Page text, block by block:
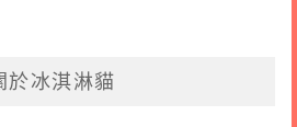
於冰淇淋貓